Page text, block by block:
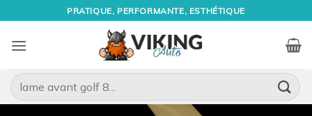
au
contenu
PRATIQUE, PERFORMANTE, ESTHÉTIQUE
Recherche
pour :